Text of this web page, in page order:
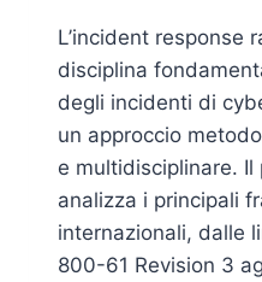
L’incident response
disciplina
degli incidenti di
un approccio
e multidisciplinare.
analizza i principali
internazionali, dalle
800-61 Revision 3